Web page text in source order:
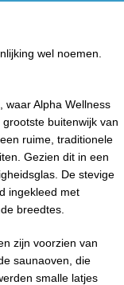
wel noemen.
waar Alpha Wellness
buitenwijk van
ruime, traditionele
Gezien dit in een
De stevige
ingekleed met
breedtes.
zijn voorzien van
saunaoven, die
smalle latjes